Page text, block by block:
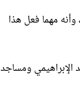
مهما فعل هذا
ومساجد